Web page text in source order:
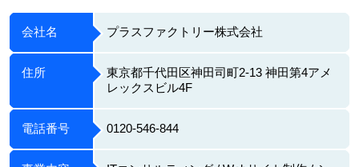
会社名 プラスファクトリー株式会社
住所
東京都千代田区神田司町2-13 神田第4アメ
レックスビル4F
電話番号 0120-546-844